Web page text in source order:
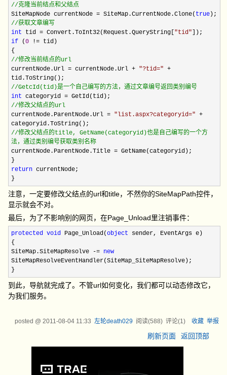
//克隆当前结点和父结点
SiteMapNode currentNode= SiteMap.CurrentNode.Clone( true );
//获取文章编写
int tid= Convert.ToInt32(Request.QueryString[ "tid" ]);
if (0 != tid)
{
//修改当前结点的url
currentNode.Url= currentNode.Url+ "?tid=" +
tid.ToString();
//GetcId(tid)是一个自己编写的方法，通过文章编号返回类别编号
int categoryid= GetId(tid);
//修改父结点的url
currentNode.ParentNode.Url= " list.aspx?categoryid=" +
categoryid.ToString();
//修改父结点的title, GetName(categoryid)也是自己编写的一个方
法，通过类别编号获取类别名称
currentNode.ParentNode.Title= GetName(categoryid);
}
return currentNode;
}
注意，一定要修改父结点的url和title，不然你的SiteMapPath控件，
显示就会不对。
最后，为了不影响别的网页，在Page_Unload里注销事件：
protected void Page_Unload(object sender, EventArgs e)
{
SiteMap.SiteMapResolve
-= new
SiteMapResolveEventHandler(SiteMap_SiteMapResolve);
}
到此，导航就完成了。不管url如何变化，我们都可以动态修改它，
为我们服务。
posted @ 2011-08-04 11:33 左轮death029阅读(588) 评论(1) 收藏 举报
刷新页面 返回顶部